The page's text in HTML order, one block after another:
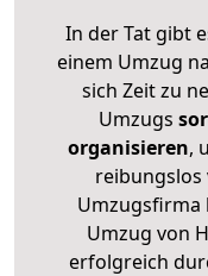
In der Tat gibt
einem Umzug
sich Zeit zu
Umzugs
organisieren,
Umzugsfirma
Umzug von
erfolgreich